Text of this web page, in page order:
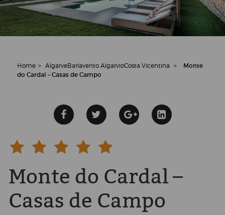
Home > AlgarveBarlavento AlgarvioCosta Vicentina >
Monte
do Cardal – Casas de Campo
Monte do Cardal –
Casas de Campo